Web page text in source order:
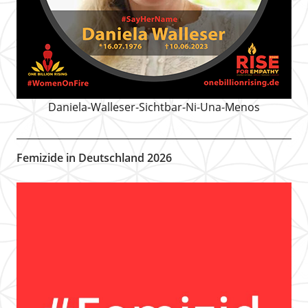
Daniela-Walleser-Sichtbar-Ni-Una-Menos
Femizide in Deutschland 2026